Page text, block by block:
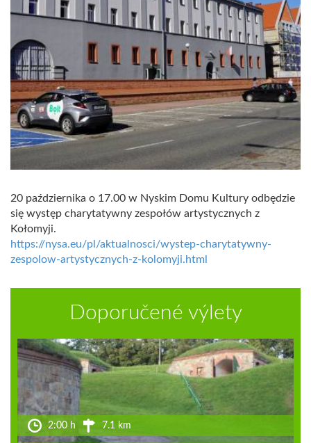
20 października o 17.00 w Nyskim Domu Kultury odbędzie
się występ charytatywny zespołów artystycznych z
Kołomyji.
https://nysa.eu/pl/aktualnosci/wystep-charytatywny-
zespolow-artystycznych-z-kolomyji.html
Doporučené výlety
2:00 h 7.1 km